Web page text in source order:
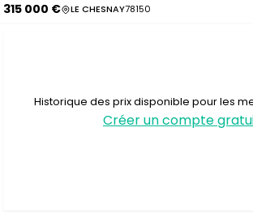
315 000 € LE CHESNAY78150
Historique des prix disponible pour les
Créer un compte